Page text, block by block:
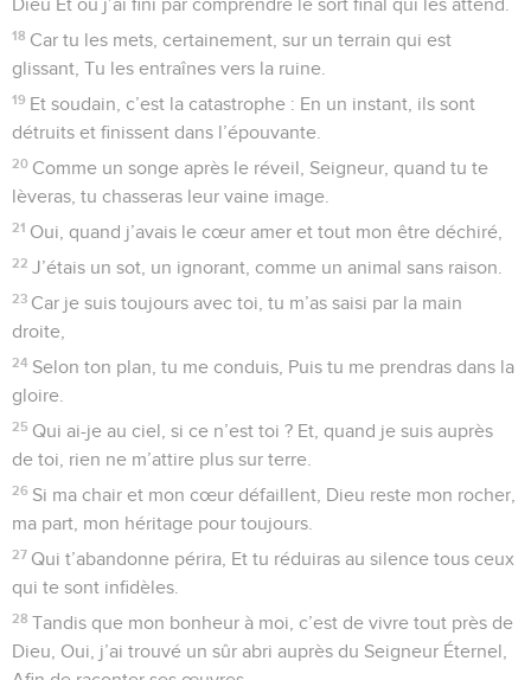
Dieu Et où j’ai fini par comprendre le sort final qui les attend.
18 Car tu les mets, certainement, sur un terrain qui est
glissant, Tu les entraînes vers la ruine.
19 Et soudain, c’est la catastrophe : En un instant, ils sont
détruits et finissent dans l’épouvante.
20 Comme un songe après le réveil, Seigneur, quand tu te
lèveras, tu chasseras leur vaine image.
21 Oui, quand j’avais le cœur amer et tout mon être déchiré,
22 J’étais un sot, un ignorant, comme un animal sans raison.
23 Car je suis toujours avec toi, tu m’as saisi par la main
droite,
24 Selon ton plan, tu me conduis, Puis tu me prendras dans la
gloire.
25 Qui ai-je au ciel, si ce n’est toi ? Et, quand je suis auprès
de toi, rien ne m’attire plus sur terre.
26 Si ma chair et mon cœur défaillent, Dieu reste mon rocher,
ma part, mon héritage pour toujours.
27 Qui t’abandonne périra, Et tu réduiras au silence tous ceux
qui te sont infidèles.
28 Tandis que mon bonheur à moi, c’est de vivre tout près de
Dieu, Oui, j’ai trouvé un sûr abri auprès du Seigneur Éternel,